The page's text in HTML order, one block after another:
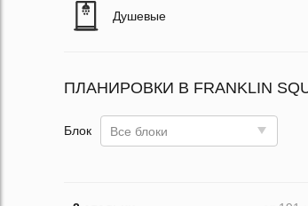
Душевые
ПЛАНИРОВКИ В FRANKLIN
Блок Все блоки